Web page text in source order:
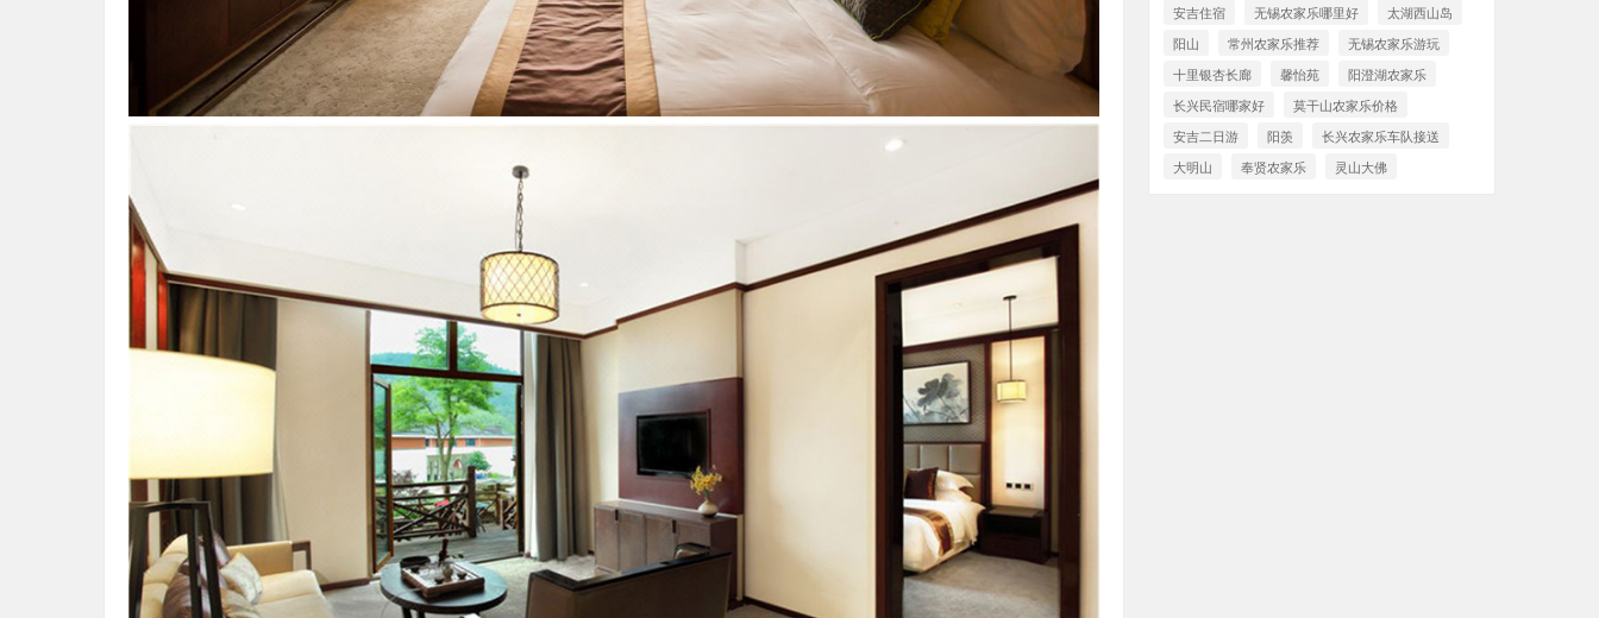
安吉住宿
无锡农家乐哪里好
太湖西山岛
阳山
常州农家乐推荐
无锡农家乐游玩
十里银杏长廊
馨怡苑
阳澄湖农家乐
长兴民宿哪家好
莫干山农家乐价格
安吉二日游
阳羡
长兴农家乐车队接送
大明山
奉贤农家乐 灵山大佛